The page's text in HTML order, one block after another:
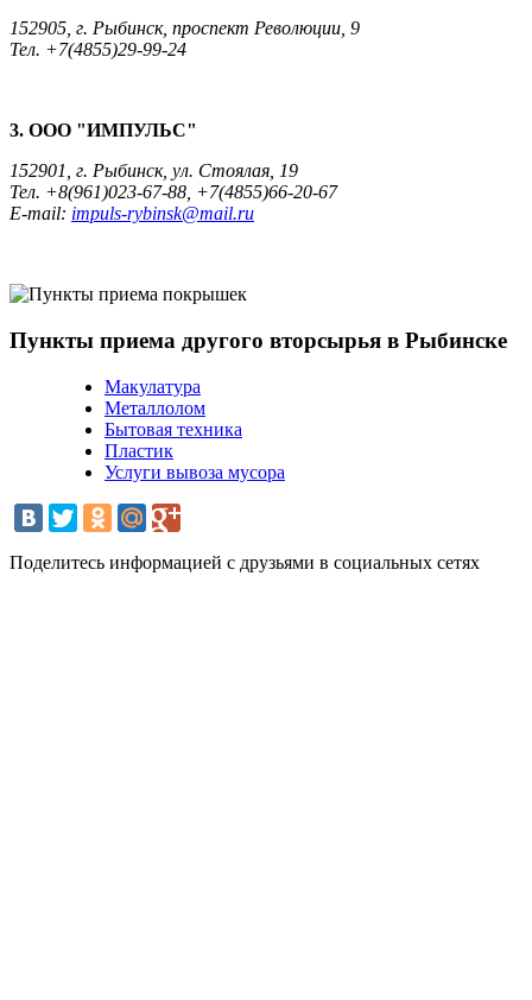
152905, г. Рыбинск, проспект Революции, 9
Тел. +7(4855)29-99-24
3. ООО "ИМПУЛЬС"
152901, г. Рыбинск, ул. Стоялая, 19
Тел. +8(961)023-67-88, +7(4855)66-20-67
E-mail: impuls-rybinsk@mail.ru
Пункты приема другого вторсырья в Рыбинске
Макулатура
Металлолом
Бытовая техника
Пластик
Услуги вывоза мусора
Поделитесь информацией с друзьями в социальных сетях